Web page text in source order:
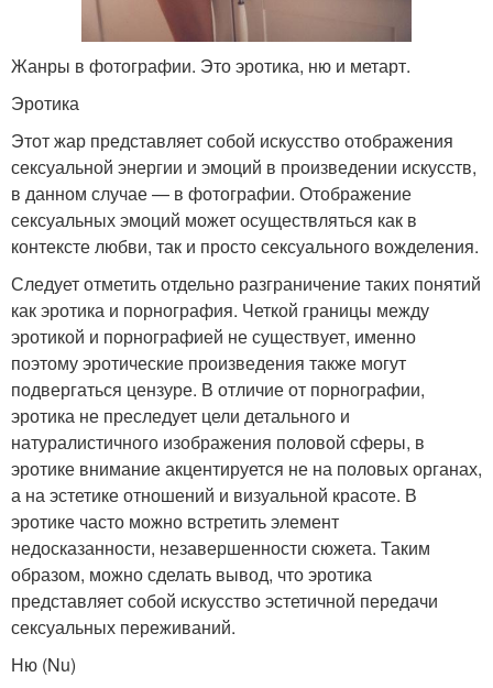
Жанры в фотографии. Это эротика, ню и метарт.
Эротика
Этот жар представляет собой искусство отображения
сексуальной энергии и эмоций в произведении искусств,
в данном случае — в фотографии. Отображение
сексуальных эмоций может осуществляться как в
контексте любви, так и просто сексуального вожделения.
Следует отметить отдельно разграничение таких понятий
как эротика и порнография. Четкой границы между
эротикой и порнографией не существует, именно
поэтому эротические произведения также могут
подвергаться цензуре. В отличие от порнографии,
эротика не преследует цели детального и
натуралистичного изображения половой сферы, в
эротике внимание акцентируется не на половых органах,
а на эстетике отношений и визуальной красоте. В
эротике часто можно встретить элемент
недосказанности, незавершенности сюжета. Таким
образом, можно сделать вывод, что эротика
представляет собой искусство эстетичной передачи
сексуальных переживаний.
Ню (Nu)